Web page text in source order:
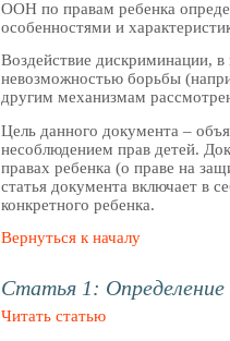
ООН по правам ребенка
особенностями и
Воздействие дискриминации, в
невозможностью борьбы
другим механизмам
Цель данного документа –
несоблюдением прав детей.
правах ребенка (о праве на
статья документа включает в
конкретного ребенка.
Вернуться к началу
Статья 1: Определение
Читать статью